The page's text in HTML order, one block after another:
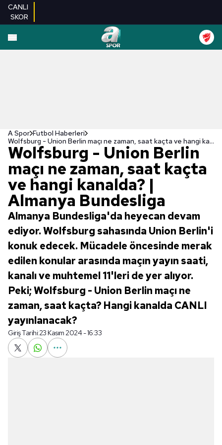
CANLI
SKOR
A Spor Futbol Haberleri
Wolfsburg - Union Berlin maçı ne zaman, saat kaçta ve hangi kanalda? | Almanya Bundesliga
Wolfsburg - Union Berlin
maçı ne zaman, saat kaçta
ve hangi kanalda? |
Almanya Bundesliga
Almanya Bundesliga'da heyecan devam
ediyor. Wolfsburg sahasında Union Berlin'i
konuk edecek. Mücadele öncesinde merak
edilen konular arasında maçın yayın saati,
kanalı ve muhtemel 11'leri de yer alıyor.
Peki; Wolfsburg - Union Berlin maçı ne
zaman, saat kaçta? Hangi kanalda CANLI
yayınlanacak?
Giriş Tarihi:23 Kasım 2024 - 16:33